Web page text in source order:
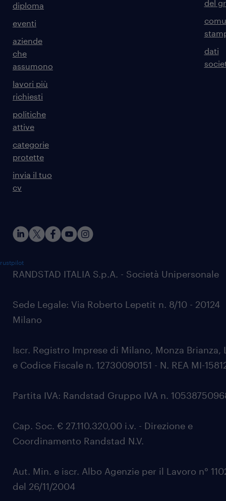
diploma
eventi
aziende
che
assumono
lavori più
richiesti
politiche
attive
categorie
protette
invia il tuo
cv
del
dati
RANDSTAD ITALIA S.p.A. - Società Unipersonale
Sede Legale: Via Roberto Lepetit n. 8/10 - 20124
Milano
Iscr. Registro Imprese di Milano, Monza Brianza,
e Codice Fiscale n. 12730090151 - N. REA MI-
Partita IVA: Randstad Gruppo IVA n.
Cap. Soc. € 27.110.320,00 i.v. - Direzione e
Coordinamento Randstad N.V.
Aut. Min. e iscr. Albo Agenzie per il Lavoro n°
del 26/11/2004